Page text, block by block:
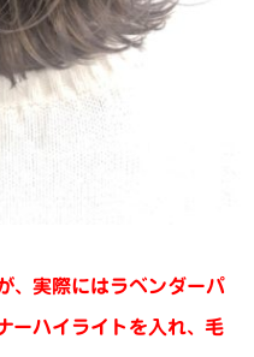
、実際にはラベンダーパ
ーハイライトを入れ、毛